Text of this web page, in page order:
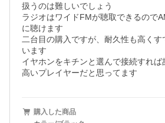
扱うのは難しいでしょう
ラジオはワイドFMが聴取できるので
に聴けます
二台目の購入ですが、耐久性も高くす
います
イヤホンをキチンと選んで接続すれば
高いプレイヤーだと思ってます
購入した商品